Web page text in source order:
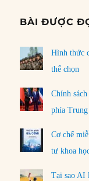
BÀI ĐƯỢC
Hình thức
thể chọn
Chính
phía
Cơ chế
tư khoa
Tại sao AI